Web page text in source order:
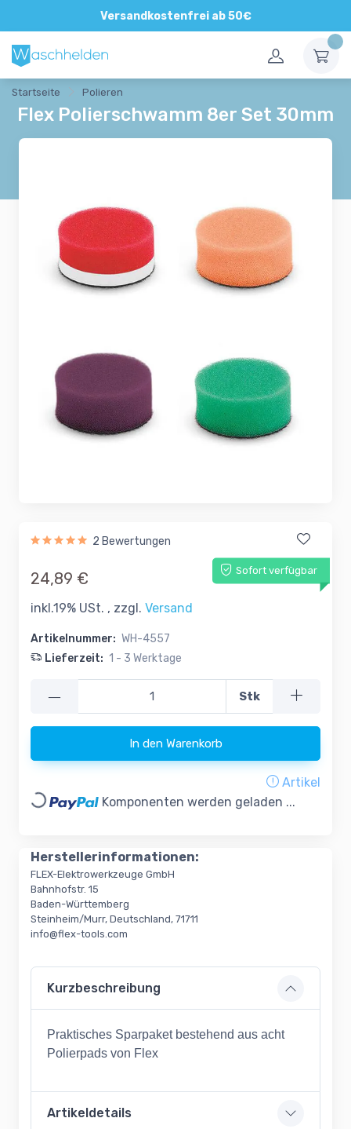
Versandkostenfrei ab 50€
Direkte und persönliche Beratung
Startseite Polieren
Flex Polierschwamm 8er Set 30mm
2 Bewertungen
Sofort verfügbar
24,89 €
inkl.19% USt. , zzgl. Versand
Artikelnummer: WH-4557
Lieferzeit: 1 - 3 Werktage
— Stk
In den Warenkorb
Artikel
Loading... Komponenten werden geladen ...
Herstellerinformationen:
FLEX-Elektrowerkzeuge GmbH
Bahnhofstr. 15
Baden-Württemberg
Steinheim/Murr, Deutschland, 71711
info@flex-tools.com
Kurzbeschreibung
Praktisches Sparpaket bestehend aus acht
Polierpads von Flex
Artikeldetails